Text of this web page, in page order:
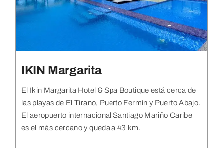
IKIN Margarita
El Ikin Margarita Hotel & Spa Boutique está cerca de
las playas de El Tirano, Puerto Fermín y Puerto Abajo.
El aeropuerto internacional Santiago Mariño Caribe
es el más cercano y queda a 43 km.